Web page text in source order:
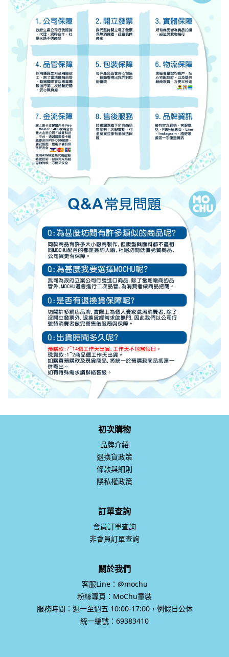
初次購物
品牌介紹
退換貨政策
條款與細則
隱私權政策
訂單查詢
會員訂單查詢
非會員訂單查詢
關於我們
客服Line：@mochu
粉絲專頁：MoChu童裝
服務時間：週一至週五 10:00-17:00，例假日公休
統一編號：69383410